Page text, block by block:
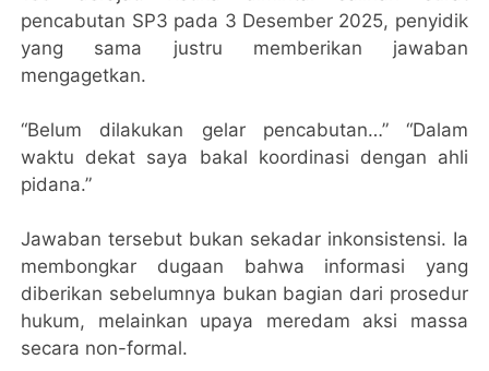
pencabutan SP3 pada 3 Desember 2025, penyidik
yang sama justru memberikan jawaban
mengagetkan.
“Belum dilakukan gelar pencabutan…” “Dalam
waktu dekat saya bakal koordinasi dengan ahli
pidana.”
Jawaban tersebut bukan sekadar inkonsistensi. Ia
membongkar dugaan bahwa informasi yang
diberikan sebelumnya bukan bagian dari prosedur
hukum, melainkan upaya meredam aksi massa
secara non-formal.